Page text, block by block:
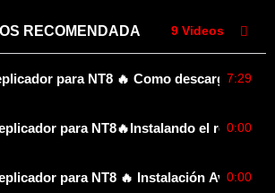
RECOMENDADA 9 Videos
para NT8 🔥 Como descargo los
7:29
para NT8🔥Instalando el 0:00
para NT8 🔥 Instalación 0:00